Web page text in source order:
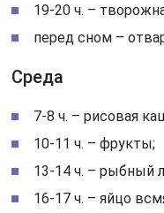
19-20 ч. –
перед сном –
Среда
7-8 ч. – рисовая
10-11 ч. – фрукты;
13-14 ч. – рыбный
16-17 ч. – яйцо